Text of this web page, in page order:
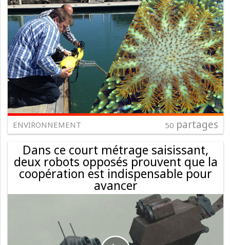
ENVIRONNEMENT 50 partages
Dans ce court métrage saisissant,
deux robots opposés prouvent que la
coopération est indispensable pour
avancer